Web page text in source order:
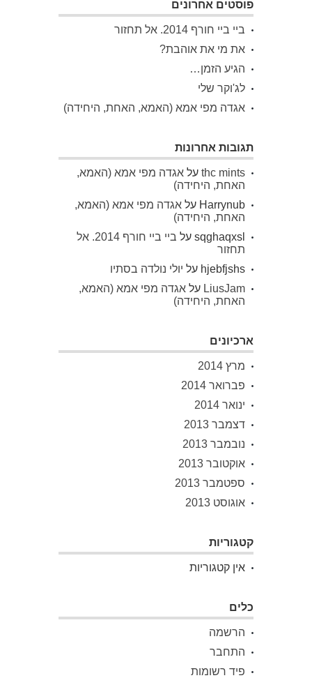
פוסטים אחרונים
ביי ביי חורף 2014. אל תחזור
את מי את אוהבת?
הגיע הזמן…
לג'וקר שלי
אגדה מפי אמא (האמא, האחת, היחידה)
תגובות אחרונות
thc mints על אגדה מפי אמא (האמא,
האחת, היחידה)
Harrynub על אגדה מפי אמא (האמא,
האחת, היחידה)
sqghaqxsl על
ביי ביי חורף 2014. אל
תחזור
hjebfjshs על יולי נולדה בסתיו
LiusJam על אגדה מפי אמא (האמא,
האחת, היחידה)
ארכיונים
מרץ 2014
פברואר 2014
ינואר 2014
דצמבר 2013
נובמבר 2013
אוקטובר 2013
ספטמבר 2013
אוגוסט 2013
קטגוריות
אין קטגוריות
כלים
הרשמה
התחבר
פיד רשומות